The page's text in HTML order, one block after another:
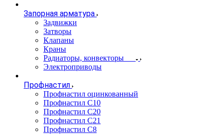
Запорная арматура
Задвижки
Затворы
Клапаны
Краны
Радиаторы, конвекторы
Электроприводы
Профнастил
Профнастил оцинкованный
Профнастил С10
Профнастил С20
Профнастил С21
Профнастил С8